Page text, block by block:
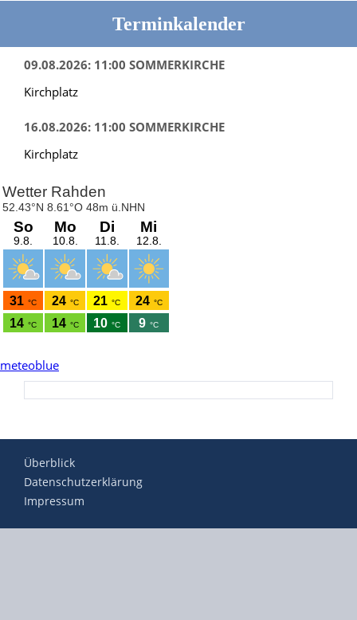
Terminkalender
09.08.2026: 11:00 SOMMERKIRCHE
Kirchplatz
16.08.2026: 11:00 SOMMERKIRCHE
Kirchplatz
meteoblue
Überblick
Datenschutzerklärung
Impressum